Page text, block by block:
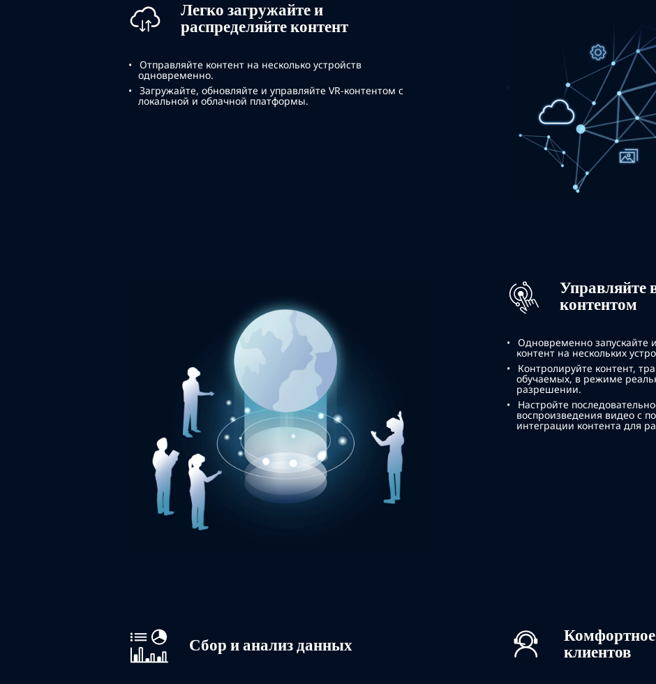
Легко загружайте и
распределяйте контент
Отправляйте контент на несколько устройств
одновременно.
Загружайте, обновляйте и управляйте VR-контентом с
локальной и облачной платформы.
Управляйте
контентом
Одновременно
контент на нескольких
Контролируйте контент,
обучаемых, в режиме
разрешении.
Настройте
воспроизведения видео с
интеграции контента для
Сбор и анализ данных
клиентов